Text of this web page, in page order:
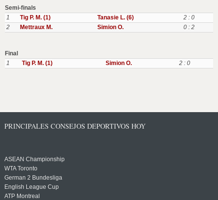
Semi-finals
1
Tig P. M. (1) Tanasie L. (6)
2 : 0
2
Mettraux M. Simion O. 0 : 2
Final
1
Tig P. M. (1) Simion O. 2 : 0
PRINCIPALES CONSEJOS DEPORTIVOS HOY
ASEAN Championship
WTA Toronto
German 2 Bundesliga
English League Cup
ATP Montreal